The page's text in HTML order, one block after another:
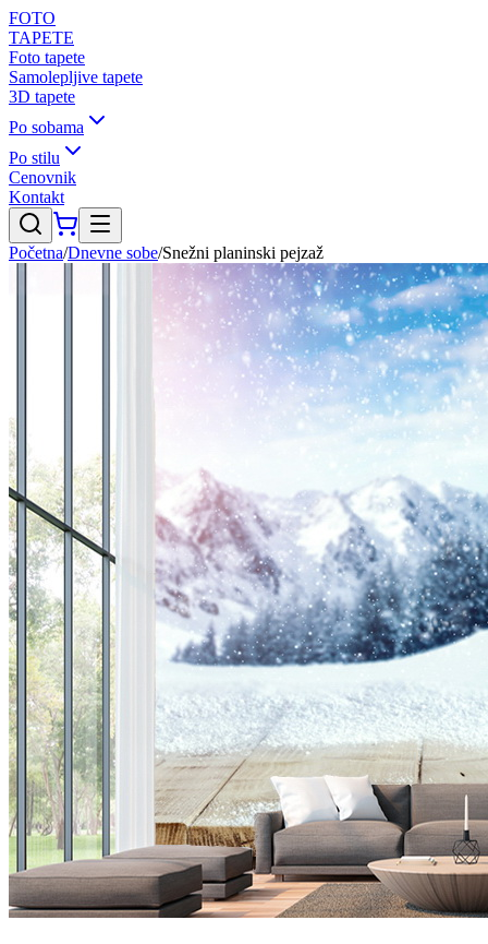
FOTO
TAPETE
Foto tapete
Samolepljive tapete
3D tapete
Po sobama
Po stilu
Cenovnik
Kontakt
Početna/Dnevne sobe/Snežni planinski pejzaž